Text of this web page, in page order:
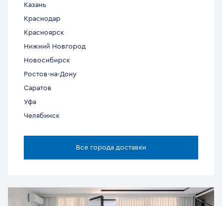
Казань
Краснодар
Красноярск
Нижний Новгород
Новосибирск
Ростов-на-Дону
Саратов
Уфа
Челябинск
Все города доставки